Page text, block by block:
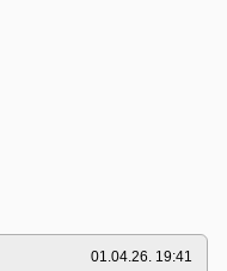
01.04.26. 19:41